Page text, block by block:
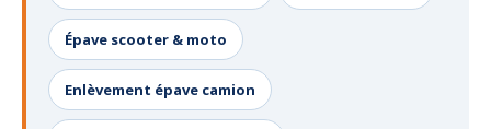
Épave scooter & moto
Enlèvement épave camion